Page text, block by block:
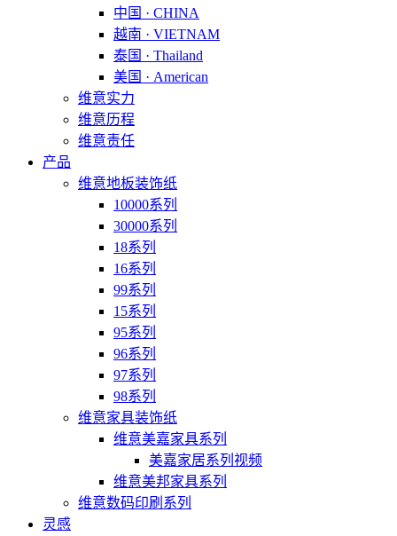
中国 · CHINA
越南 · VIETNAM
泰国 · Thailand
美国 · American
维意实力
维意历程
维意责任
产品
维意地板装饰纸
10000系列
30000系列
18系列
16系列
99系列
15系列
95系列
96系列
97系列
98系列
维意家具装饰纸
维意美嘉家具系列
美嘉家居系列视频
维意美邦家具系列
维意数码印刷系列
灵感